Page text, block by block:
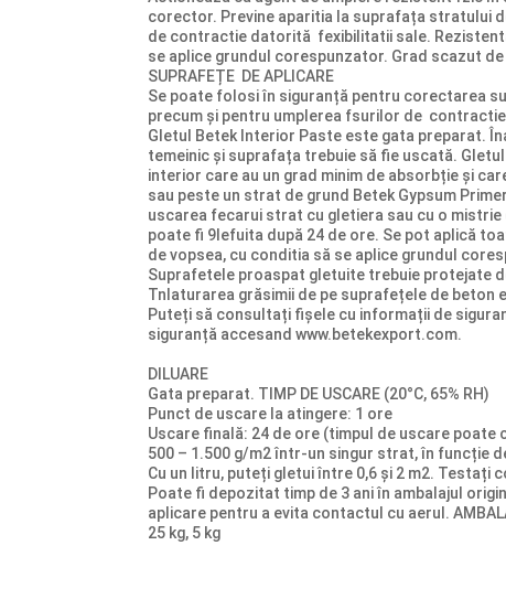
corector. Previne aparitia la suprafața stratului
de contractie datorită fexibilitatii sale.
se aplice grundul corespunzator. Grad scazut
SUPRAFEȚE DE APLICARE
Se poate folosi în siguranță pentru corectarea
precum și pentru umplerea fsurilor de contractie.
Gletul Betek Interior Paste este gata preparat.
temeinic și suprafața trebuie să fie uscată.
interior care au un grad minim de absorbție și
sau peste un strat de grund Betek Gypsum
uscarea fecarui strat cu gletiera sau cu o
poate fi 9lefuita după 24 de ore. Se pot aplică
de vopsea, cu conditia să se aplice grundul
Suprafetele proaspat gletuite trebuie protejate
Tnlaturarea grăsimii de pe suprafețele de beton
Puteți să consultați fișele cu informații de
siguranță accesand www.betekexport.com.
DILUARE
Gata preparat. TIMP DE USCARE (20°C, 65% RH)
Punct de uscare la atingere: 1 ore
Uscare finală: 24 de ore (timpul de uscare
500 – 1.500 g/m2 într-un singur strat, în funcție
Cu un litru, puteți gletui între 0,6 și 2 m2. Testați
Poate fi depozitat timp de 3 ani în ambalajul
aplicare pentru a evita contactul cu aerul.
25 kg, 5 kg